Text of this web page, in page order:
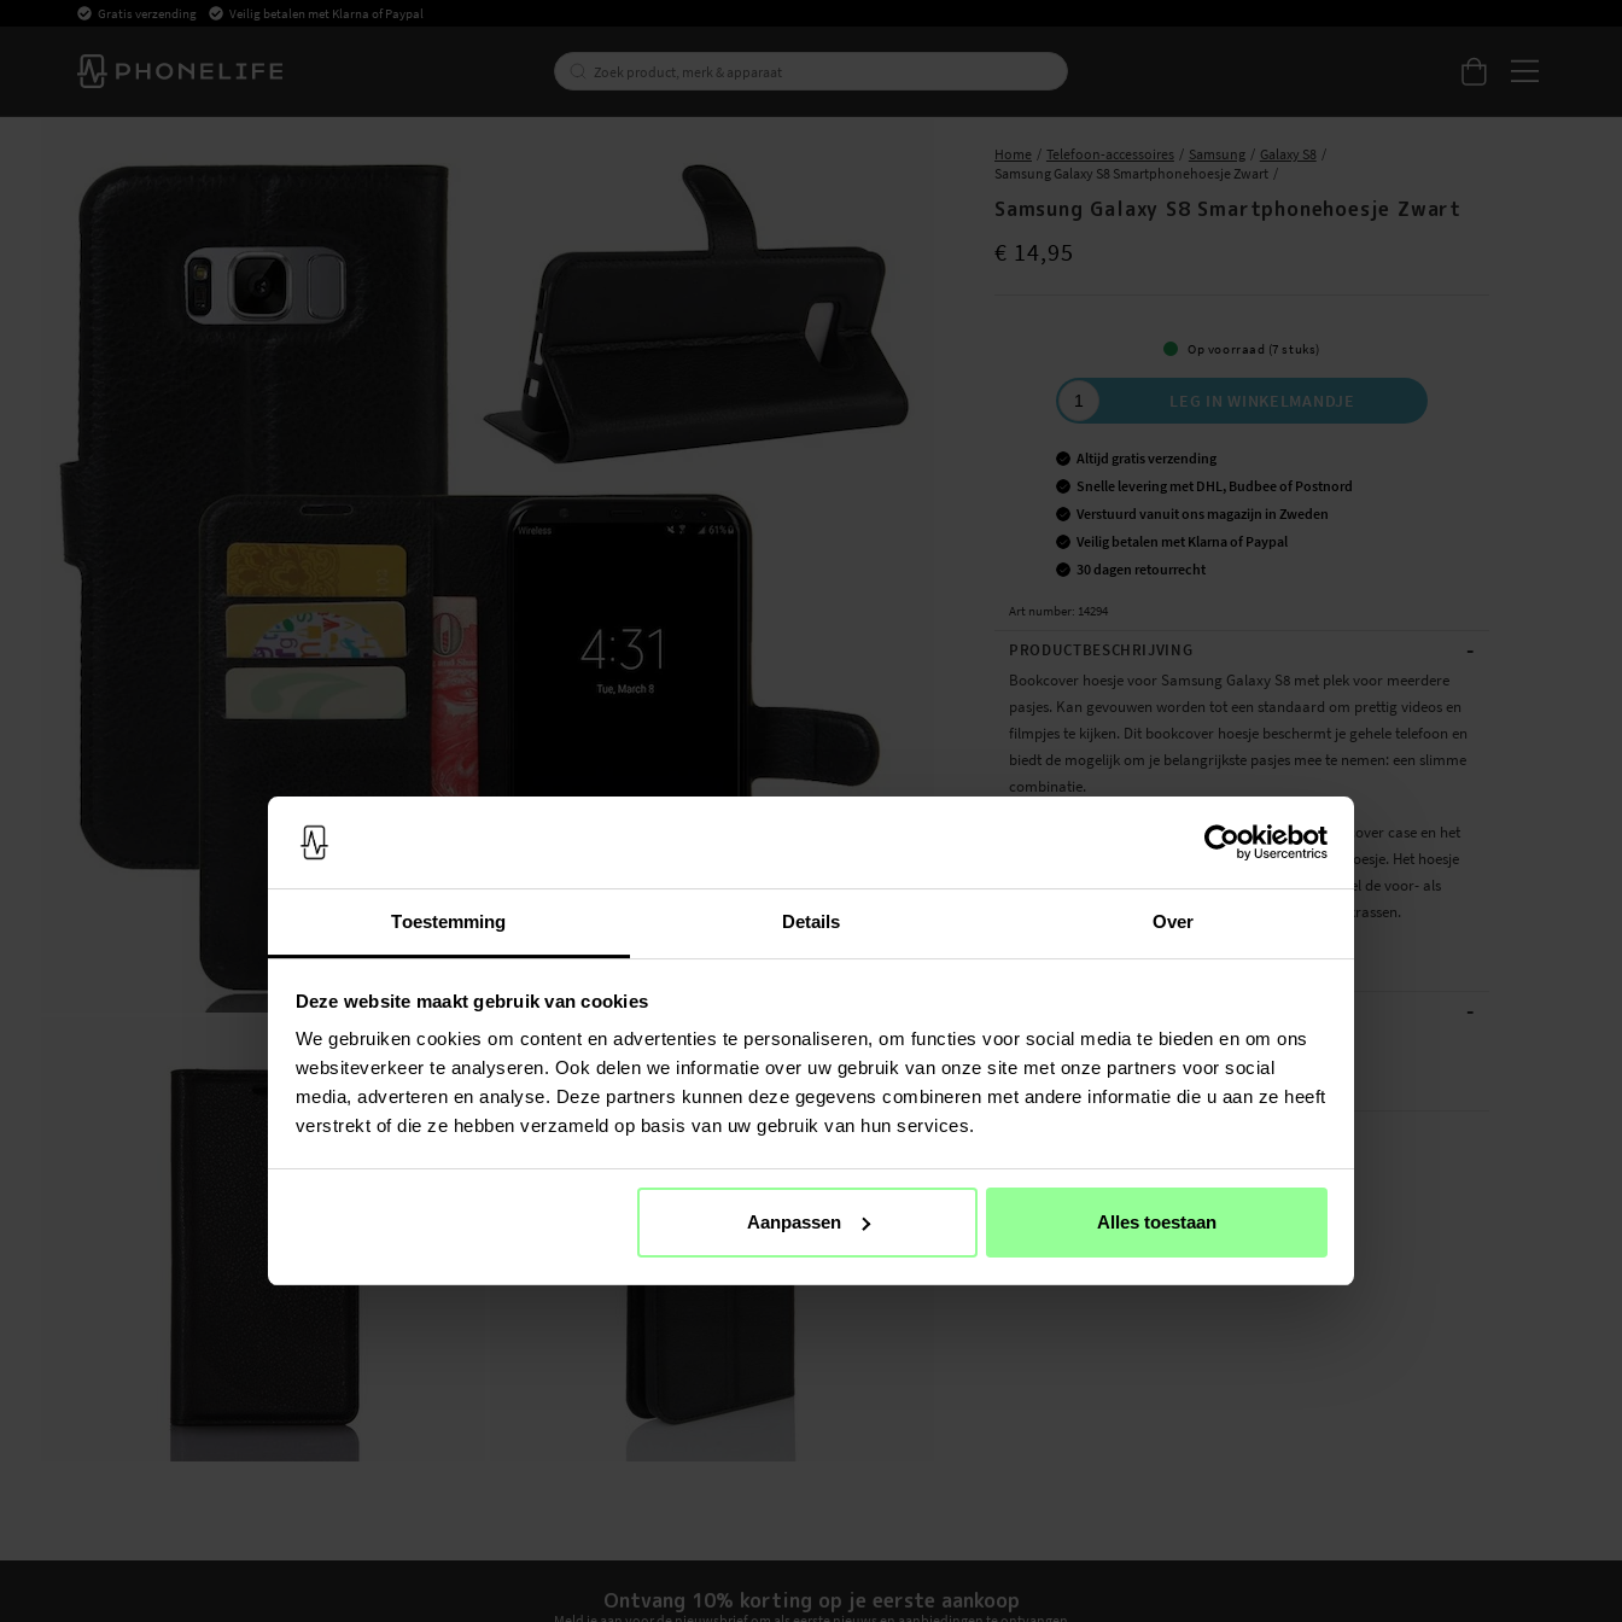
Toestemming Details Over
Deze website maakt gebruik van cookies
We gebruiken cookies om content en advertenties te personaliseren, om functies voor social media te bieden en om ons
websiteverkeer te analyseren. Ook delen we informatie over uw gebruik van onze site met onze partners voor social
media, adverteren en analyse. Deze partners kunnen deze gegevens combineren met andere informatie die u aan ze heeft
verstrekt of die ze hebben verzameld op basis van uw gebruik van hun services.
Aanpassen Alles toestaan
Gratis verzending Veilig betalen met Klarna of Paypal
Home Telefoon-accessoires Samsung
Galaxy S8
Samsung Galaxy S8 Smartphonehoesje Zwart
Samsung Galaxy S8 Smartphonehoesje Zwart
Prijs :€ 14,95
€ 14,95
Op voorraad (7 stuks)
LEG IN WINKELMANDJE
Altijd gratis verzending
Snelle levering met DHL, Budbee of Postnord
Verstuurd vanuit ons magazijn in Zweden
Veilig betalen met Klarna of Paypal
30 dagen retourrecht
Art number: 14294
PRODUCTBESCHRIJVING -
Bookcover hoesje voor Samsung Galaxy S8 met plek voor meerdere
pasjes. Kan gevouwen worden tot een standaard om prettig videos en
filmpjes te kijken. Dit bookcover hoesje beschermt je gehele telefoon en
biedt de mogelijk om je belangrijkste pasjes mee te nemen: een slimme
combinatie.
Je telefoon zit veilig vast in de schokbestendige backcover case en het
scherm wordt beschermd door de voorflap van het hoesje. Het hoesje
sluit met een magnetische sluiting en beschermt zowel de voor- als
achterkant van je telefoon tegen beschadigingen en krassen.
Comfortabel en ge...Meer
-
Kleur
Zwart
Materiaal
Kunstleer
Ontvang 10% korting op je eerste aankoop